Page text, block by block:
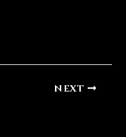
NEXT